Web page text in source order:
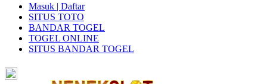
Masuk | Daftar
SITUS TOTO
BANDAR TOGEL
TOGEL ONLINE
SITUS BANDAR TOGEL